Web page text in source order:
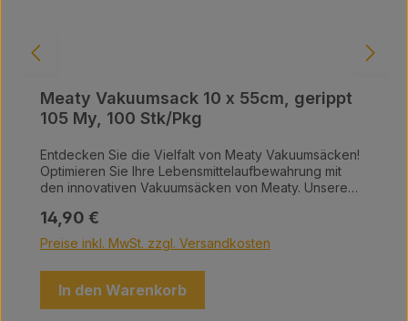
Meaty Vakuumsack 10 x 55cm, gerippt
105 My, 100 Stk/Pkg
Entdecken Sie die Vielfalt von Meaty Vakuumsäcken!
Optimieren Sie Ihre Lebensmittelaufbewahrung mit
den innovativen Vakuumsäcken von Meaty. Unsere
Größen erhältlich und bieten die perfekte Lösung, um
Ihre Lebensmittel frisch zu halten und Platz in Ihrer
Küche zu sparen. Warum Meaty Vakuumsäcke?
Maximale Frische: Schützen Sie Ihre Lebensmittel vor
Luft, Feuchtigkeit und Gefrierbrand – für einen
Regulärer Preis:
14,90 €
Preise inkl. MwSt. zzgl. Versandkosten
In den Warenkorb